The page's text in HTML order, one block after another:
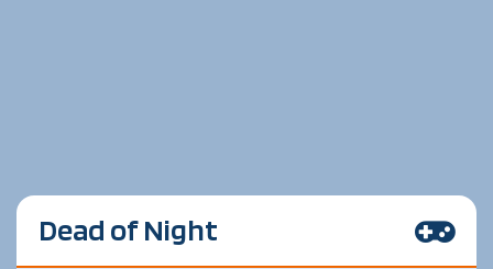
Dead of Night